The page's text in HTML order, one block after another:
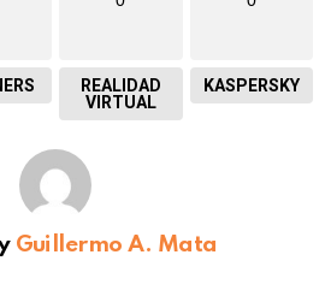
REALIDAD
VIRTUAL
KASPERSKY
Guillermo A. Mata